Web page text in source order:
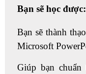
Bạn sẽ học được:
Bạn sẽ thành
Microsoft
Giúp bạn